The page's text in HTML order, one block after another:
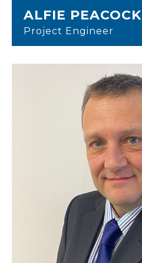
ALFIE PEACOCK
Project Engineer